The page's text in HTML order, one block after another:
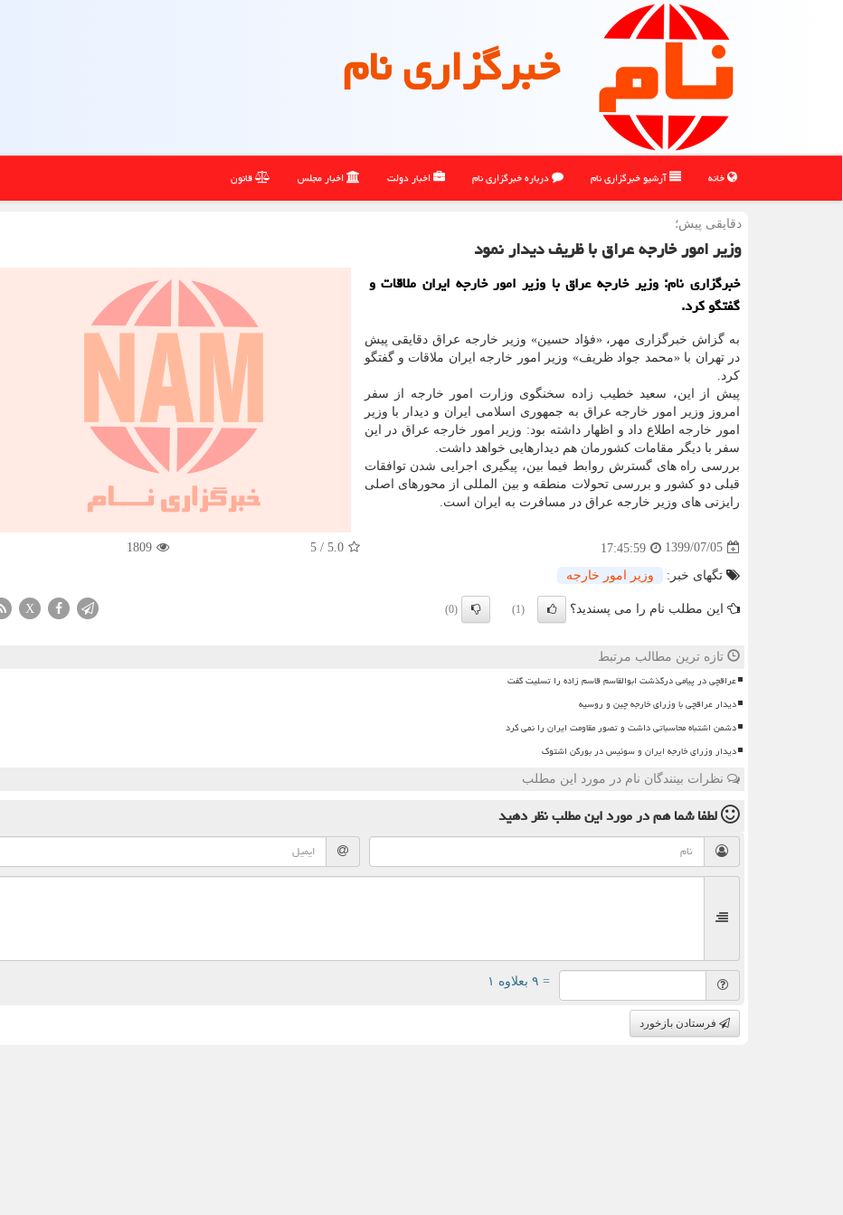
خبرگزاری نام
خانه آرشیو خبرگزاری نام درباره خبرگزاری نام اخبار دولت اخبار مجلس قانون
دقایقی پیش؛
وزیر امور خارجه عراق با ظریف دیدار نمود
خبرگزاری نام: وزیر خارجه عراق با وزیر امور خارجه ایران ملاقات و
گفتگو كرد.
به گزاش خبرگزاری مهر، «فؤاد حسین» وزیر خارجه عراق دقایقی پیش
در تهران با «محمد جواد ظریف» وزیر امور خارجه ایران ملاقات و گفتگو
کرد.
پیش از این، سعید خطیب زاده سخنگوی وزارت امور خارجه از سفر
امروز وزیر امور خارجه عراق به جمهوری اسلامی ایران و دیدار با وزیر
امور خارجه اطلاع داد و اظهار داشته بود: وزیر امور خارجه عراق در این
سفر با دیگر مقامات کشورمان هم دیدارهایی خواهد داشت.
بررسی راه های گسترش روابط فیما بین، پیگیری اجرایی شدن توافقات
قبلی دو کشور و بررسی تحولات منطقه و بین المللی از محورهای اصلی
رایزنی های وزیر خارجه عراق در مسافرت به ایران است.
1399/07/05
17:45:59
5.0
/
5
1809
تگهای خبر: وزیر امور خارجه
این مطلب نام را می پسندید؟ (1)
(0)
X
تازه ترین مطالب مرتبط
عراقچی در پیامی درگذشت ابوالقاسم قاسم زاده را تسلیت گفت
دیدار عراقچی با وزرای خارجه چین و روسیه
دشمن اشتباه محاسباتی داشت و تصور مقاومت ایران را نمی کرد
دیدار وزرای خارجه ایران و سوئیس در بورگن اشتوک
نظرات بینندگان نام در مورد این مطلب
لطفا شما همدر مورد این مطلبنظر دهید
= ۹ بعلاوه ۱
فرستادن بازخورد